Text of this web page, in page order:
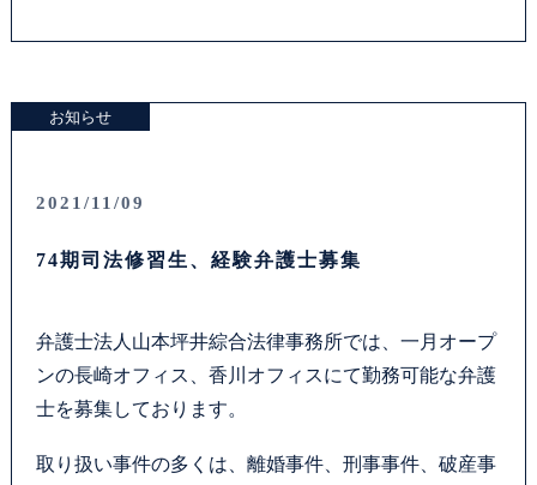
お知らせ
2021/11/09
74期司法修習生、経験弁護士募集
弁護士法人山本坪井綜合法律事務所では、一月オープ
ンの長崎オフィス、香川オフィスにて勤務可能な弁護
士を募集しております。
取り扱い事件の多くは、離婚事件、刑事事件、破産事